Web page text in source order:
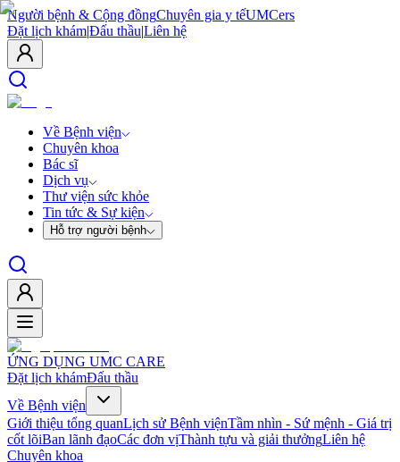
Người bệnh & Cộng đồngChuyên gia y tếUMCers
Đặt lịch khám|Đấu thầu|Liên hệ
Về Bệnh viện
Chuyên khoa
Bác sĩ
Dịch vụ
Thư viện sức khỏe
Tin tức & Sự kiện
Hỗ trợ người bệnh
ỨNG DỤNG UMC CARE
Đặt lịch khámĐấu thầu
Về Bệnh viện
Giới thiệu tổng quanLịch sử Bệnh việnTầm nhìn - Sứ mệnh - Giá trị
cốt lõiBan lãnh đạoCác đơn vịThành tựu và giải thưởngLiên hệ
Chuyên khoa